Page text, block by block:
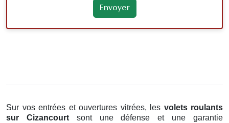
Sur vos entrées et ouvertures vitrées, les volets roulants
sur Cizancourt sont une défense et une garantie